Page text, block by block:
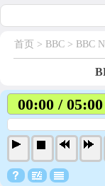
首页 > BBC > BBC
00:00 / 05:00